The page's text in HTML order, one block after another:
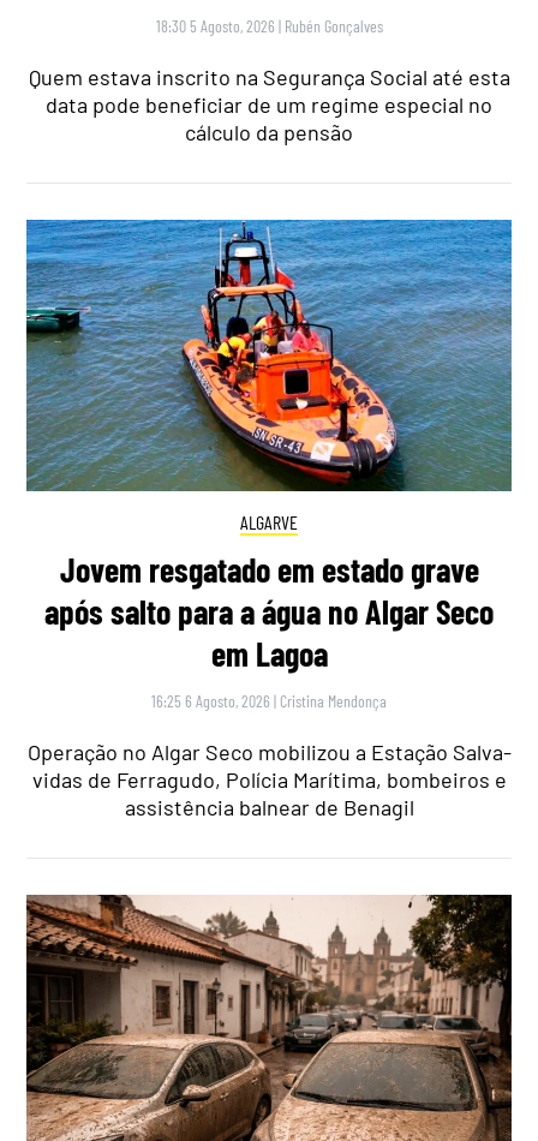
18:30 5 Agosto, 2026 | Rubén Gonçalves
Quem estava inscrito na Segurança Social até esta
data pode beneficiar de um regime especial no
cálculo da pensão
ALGARVE
Jovem resgatado em estado grave
após salto para a água no Algar Seco
em Lagoa
16:25 6 Agosto, 2026 | Cristina Mendonça
Operação no Algar Seco mobilizou a Estação Salva-
vidas de Ferragudo, Polícia Marítima, bombeiros e
assistência balnear de Benagil